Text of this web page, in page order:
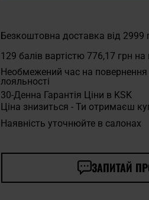
Безкоштовна доставка від 2999
129 балів вартістю 776,17 грн на
Необмежений час на
лояльності
30-Денна Гарантія Ціни в KSK
Ціна знизиться - Ти отримаєш
Наявність уточнюйте в салонах
ЗАПИТАЙ